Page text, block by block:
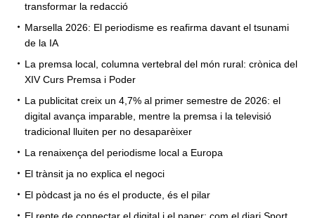
transformar la redacció
Marsella 2026: El periodisme es reafirma davant el tsunami
de la IA
La premsa local, columna vertebral del món rural: crònica del
XIV Curs Premsa i Poder
La publicitat creix un 4,7% al primer semestre de 2026: el
digital avança imparable, mentre la premsa i la televisió
tradicional lluiten per no desaparèixer
La renaixença del periodisme local a Europa
El trànsit ja no explica el negoci
El pòdcast ja no és el producte, és el pilar